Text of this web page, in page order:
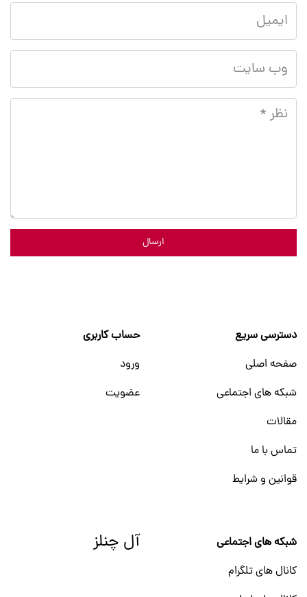
ارسال
دسترسی سریع
صفحه اصلی
شبکه های اجتماعی
مقالات
تماس با ما
قوانین و شرایط
حساب کاربری
ورود
عضویت
شبکه های اجتماعی
کانال های تلگرام
آل چنلز